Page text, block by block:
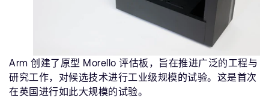
Arm 创建了原型 Morello 评估板，旨在推进广泛的工程与
研究工作，对候选技术进行工业级规模的试验。这是首次
在英国进行如此大规模的试验。